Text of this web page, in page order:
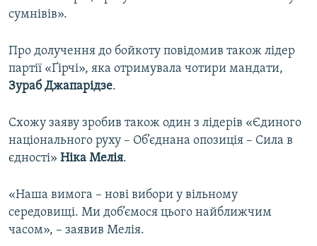
сумнівів».
Про долучення до бойкоту повідомив також лідер
партії «Ґірчі», яка отримувала чотири мандати,
Зураб Джапарідзе.
Схожу заяву зробив також один з лідерів «Єдиного
національного руху – Об’єднана опозиція – Сила в
єдності» Ніка Мелія.
«Наша вимога – нові вибори у вільному
середовищі. Ми доб’ємося цього найближчим
часом», – заявив Мелія.